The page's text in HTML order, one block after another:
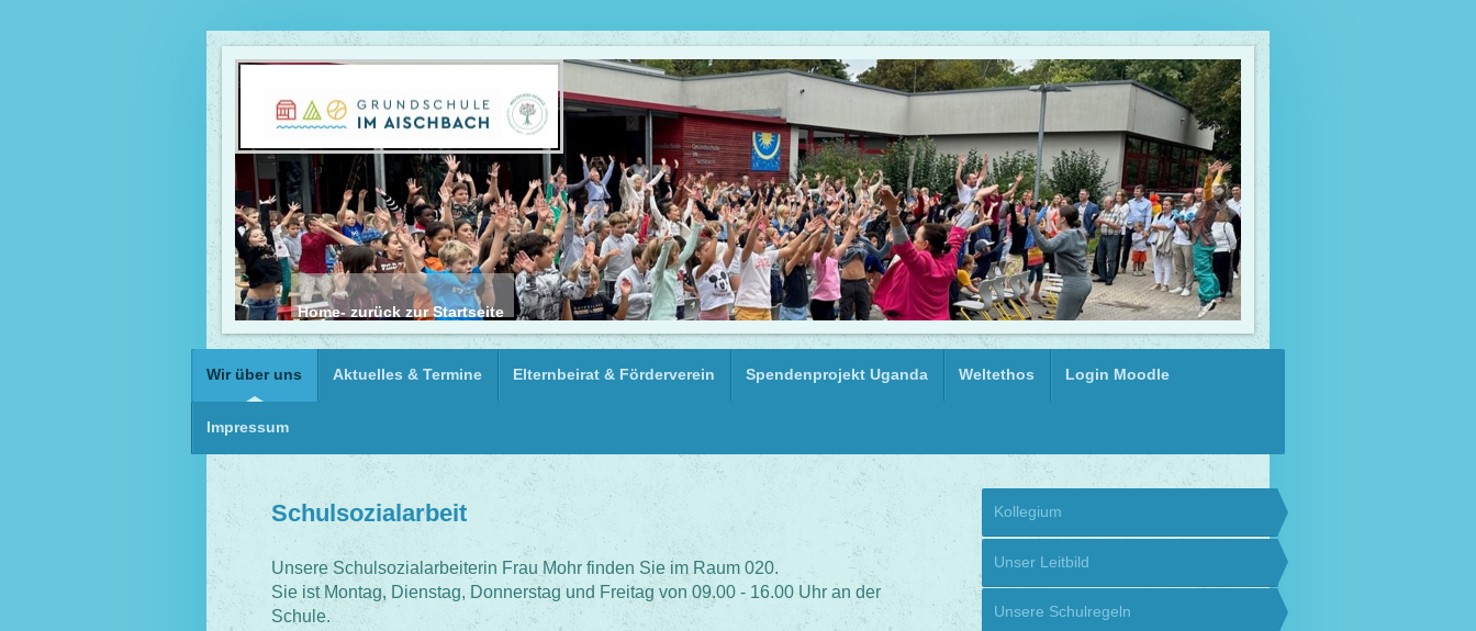
Home- zurück zur Startseite
Wir über uns Aktuelles & Termine Elternbeirat & Förderverein Spendenprojekt Uganda Weltethos Login Moodle
Impressum
Schulsozialarbeit
Unsere Schulsozialarbeiterin Frau Mohr finden Sie im Raum 020.
Sie ist Montag, Dienstag, Donnerstag und Freitag von 09.00 - 16.00 Uhr an der
Schule.
Kollegium
Unser Leitbild
Unsere Schulregeln